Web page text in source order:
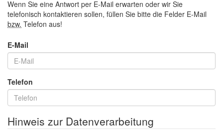
Wenn Sie eine Antwort per E-Mail erwarten oder wir Sie
telefonisch kontaktieren sollen, füllen Sie bitte die Felder E-Mail
bzw. Telefon aus!
E-Mail
Telefon
Hinweis zur Datenverarbeitung